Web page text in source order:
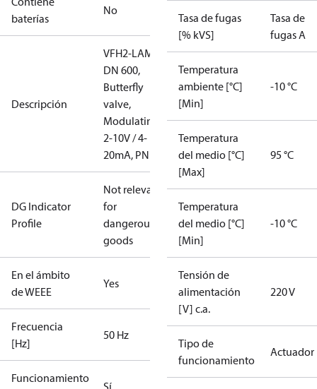
baterías
No
Descripción
VFH2-LAM
DN 600,
Butterfly
valve,
Modulating
2-10V / 4-
20mA, PN16
DG Indicator
Profile
Not relevant
for
dangerous
goods
En el ámbito
de WEEE
Yes
Frecuencia
[Hz]
50 Hz
Funcionamiento
Sí
Tasa de fugas
[% kVS]
Tasa de
fugas A
Temperatura
ambiente [°C]
[Min]
-10 °C
Temperatura
del medio [°C]
[Max]
95 °C
Temperatura
del medio [°C]
[Min]
-10 °C
Tensión de
alimentación
[V] c.a.
220 V
Tipo de
funcionamiento
Actuador